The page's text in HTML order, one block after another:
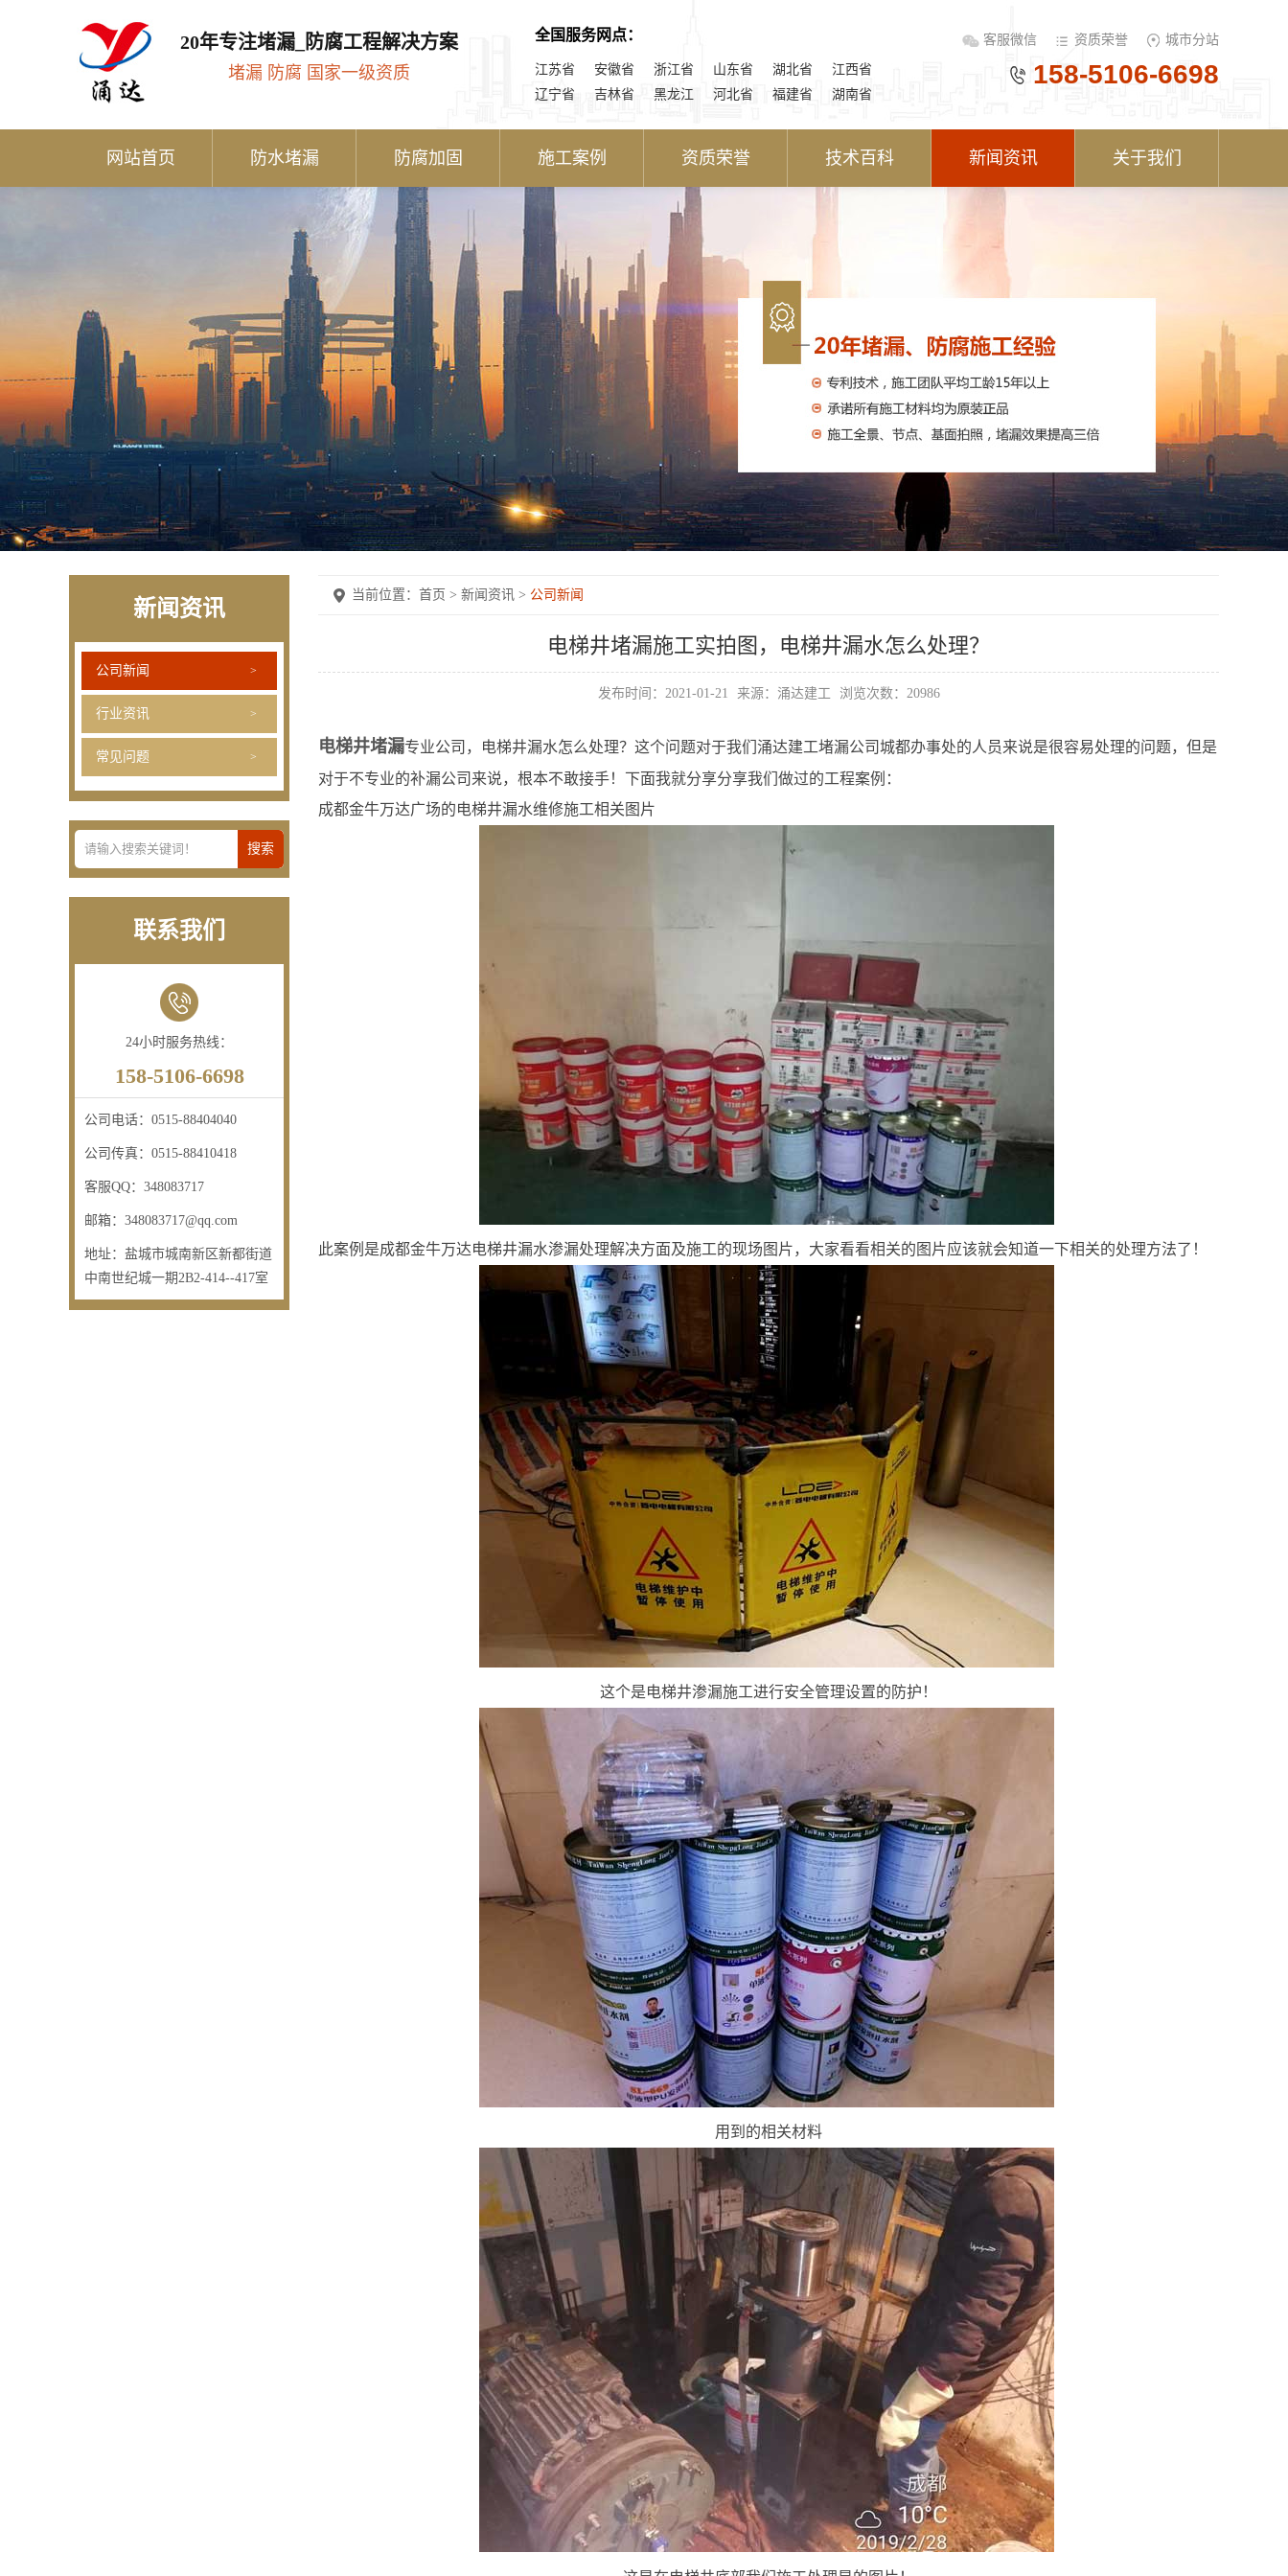
20年专注堵漏_防腐工程解决方案
堵漏 防腐 国家一级资质
全国服务网点：
江苏省 安徽省 浙江省 山东省 湖北省
江西省
辽宁省
吉林省 黑龙江 河北省 福建省 湖南省
客服微信 资质荣誉 城市分站
158-5106-6698
网站首页 防水堵漏 防腐加固 施工案例 资质荣誉 技术百科 新闻资讯 关于我们
新闻资讯
公司新闻
行业资讯
常见问题
联系我们
24小时服务热线：
158-5106-6698
公司电话： 0515-88404040
公司传真： 0515-88410418
客服QQ： 348083717
邮箱： 348083717@qq.com
地址： 盐城市城南新区新都街道
中南世纪城一期2B2-414--417室
当前位置： 首页 > 新闻资讯 > 公司新闻
电梯井堵漏施工实拍图，电梯井漏水怎么处理？
发布时间：2021-01-21 来源：涌达建工 浏览次数：20986
电梯井堵漏专业公司，电梯井漏水怎么处理？这个问题对于我们涌达建工堵漏公司城都办事处的人员来说是很容易处理的问题，但是
对于不专业的补漏公司来说，根本不敢接手！下面我就分享分享我们做过的工程案例：
成都金牛万达广场的电梯井漏水维修施工相关图片
此案例是成都金牛万达电梯井漏水渗漏处理解决方面及施工的现场图片，大家看看相关的图片应该就会知道一下相关的处理方法了！
这个是电梯井渗漏施工进行安全管理设置的防护！
用到的相关材料